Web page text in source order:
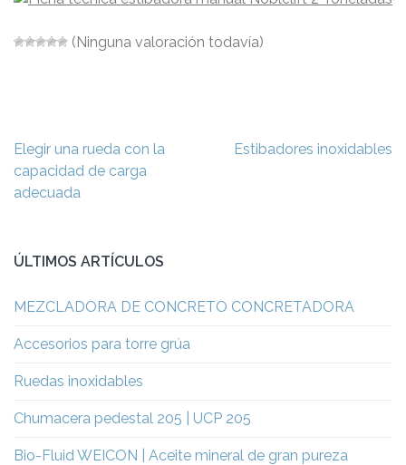
(Ninguna valoración todavía)
Navegación
de
entradas
Elegir una rueda con la
capacidad de carga
adecuada
Estibadores inoxidables
ÚLTIMOS ARTÍCULOS
MEZCLADORA DE CONCRETO CONCRETADORA
Accesorios para torre grúa
Ruedas inoxidables
Chumacera pedestal 205 | UCP 205
Bio-Fluid WEICON | Aceite mineral de gran pureza